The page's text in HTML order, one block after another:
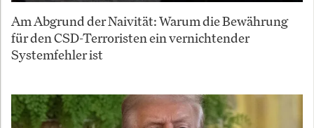
Am Abgrund der Naivität: Warum die Bewährung
für den CSD-Terroristen ein vernichtender
Systemfehler ist